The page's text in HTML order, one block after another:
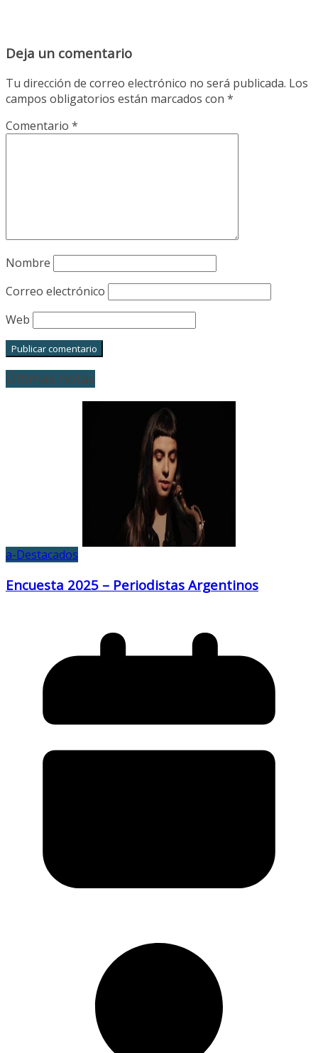
Deja un comentario
Tu dirección de correo electrónico no será publicada. Los
campos obligatorios están marcados con *
Comentario *
Nombre
Correo electrónico
Web
Últimas notas
a-Destacados
Encuesta 2025 – Periodistas Argentinos